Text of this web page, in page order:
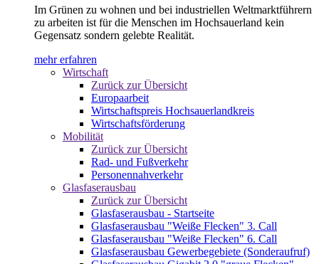
Im Grünen zu wohnen und bei industriellen Weltmarktführern
zu arbeiten ist für die Menschen im Hochsauerland kein
Gegensatz sondern gelebte Realität.
mehr erfahren
Wirtschaft
Zurück zur Übersicht
Europaarbeit
Wirtschaftspreis Hochsauerlandkreis
Wirtschaftsförderung
Mobilität
Zurück zur Übersicht
Rad- und Fußverkehr
Personennahverkehr
Glasfaserausbau
Zurück zur Übersicht
Glasfaserausbau - Startseite
Glasfaserausbau "Weiße Flecken" 3. Call
Glasfaserausbau "Weiße Flecken" 6. Call
Glasfaserausbau Gewerbegebiete (Sonderaufruf)